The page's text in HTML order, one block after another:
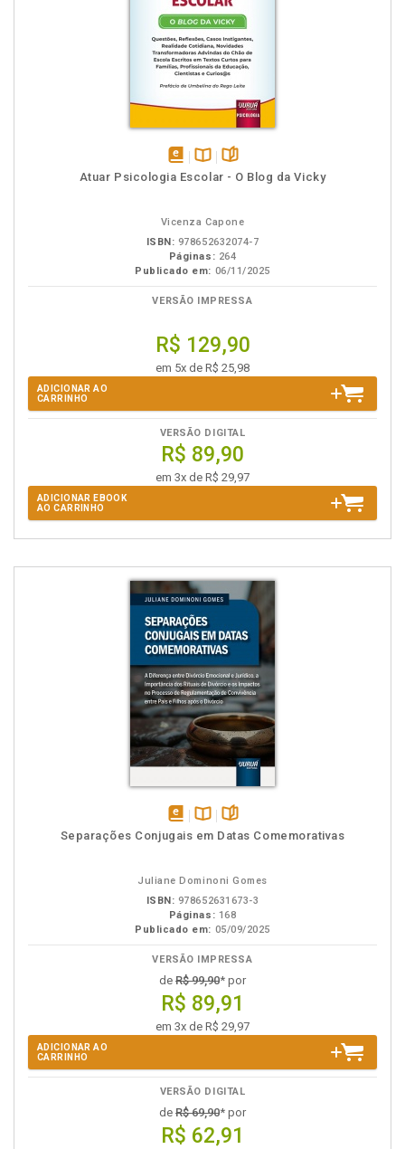
disponívelDisponível
páginas
Atuar Psicologia Escolar - O Blog da Vicky
Vicenza Capone
ISBN: 978652632074-7
Páginas: 264
Publicado em: 06/11/2025
VERSÃO IMPRESSA
R$ 129,90
em 5x de R$ 25,98
ADICIONAR AO
CARRINHO
VERSÃO DIGITAL
R$ 89,90
em 3x de R$ 29,97
ADICIONAR EBOOK
AO CARRINHO
disponívelDisponível
páginas
Separações Conjugais em Datas Comemorativas
Juliane Dominoni Gomes
ISBN: 978652631673-3
Páginas: 168
Publicado em: 05/09/2025
VERSÃO IMPRESSA
de R$ 99,90* por
R$ 89,91
em 3x de R$ 29,97
ADICIONAR AO
CARRINHO
VERSÃO DIGITAL
de R$ 69,90* por
R$ 62,91